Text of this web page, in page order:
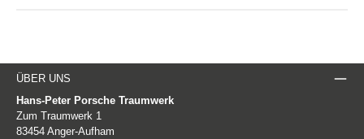
ÜBER UNS
Hans-Peter Porsche Traumwerk
Zum Traumwerk 1
83454 Anger-Aufham